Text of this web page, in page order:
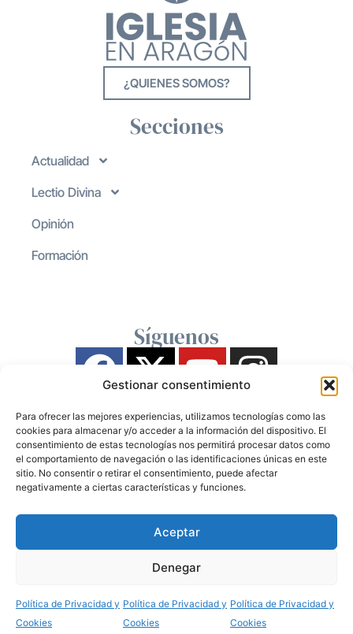
Gestionar consentimiento
Para ofrecer las mejores experiencias, utilizamos tecnologías como las
cookies para almacenar y/o acceder a la información del dispositivo. El
consentimiento de estas tecnologías nos permitirá procesar datos como
el comportamiento de navegación o las identificaciones únicas en este
sitio. No consentir o retirar el consentimiento, puede afectar
negativamente a ciertas características y funciones.
Aceptar
Denegar
Política de Privacidad y
Cookies
Política de Privacidad y
Cookies
Política de Privacidad y
Cookies
¿QUIENES SOMOS?
Secciones
Actualidad
Lectio Divina
Opinión
Formación
Síguenos